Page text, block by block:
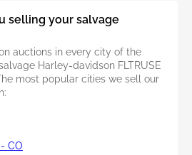
selling your salvage
auctions in every city of the
Harley-davidson FLTRUSE
most popular cities we sell our
CO